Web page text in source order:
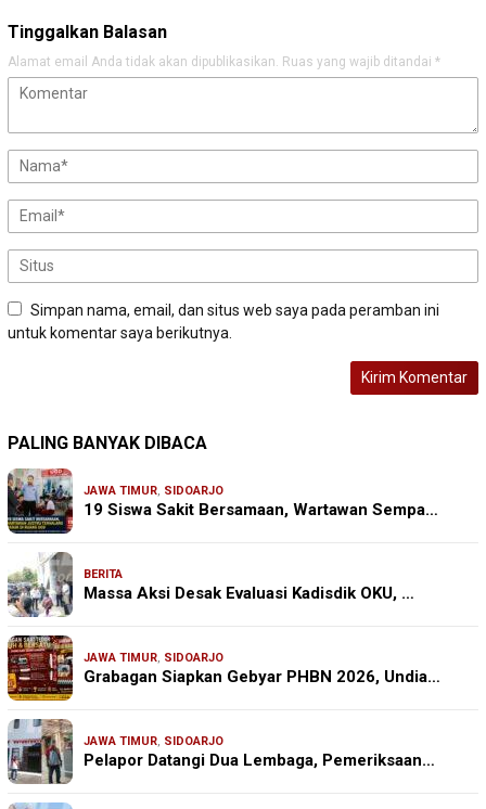
Tinggalkan Balasan
Alamat email Anda tidak akan dipublikasikan. Ruas yang wajib ditandai *
Simpan nama, email, dan situs web saya pada peramban ini
untuk komentar saya berikutnya.
PALING BANYAK DIBACA
JAWA TIMUR, SIDOARJO
19 Siswa Sakit Bersamaan, Wartawan Sempa…
BERITA
Massa Aksi Desak Evaluasi Kadisdik OKU, …
JAWA TIMUR, SIDOARJO
Grabagan Siapkan Gebyar PHBN 2026, Undia…
JAWA TIMUR, SIDOARJO
Pelapor Datangi Dua Lembaga, Pemeriksaan…